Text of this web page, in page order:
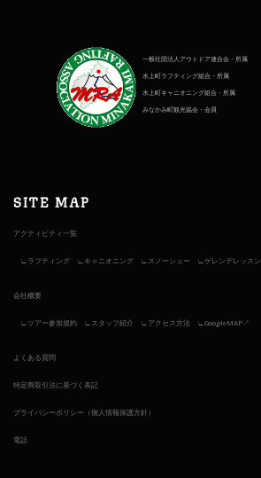
一般社団法人アウトドア連合会・所属
水上町ラフティング組合・所属
水上町キャニオニング組合・所属
みなかみ町観光協会・会員
SITE MAP
アクティビティ一覧
ラフティング キャニオニング スノーシュー ゲレンデレッスン
会社概要
ツアー参加規約 スタッフ紹介 アクセス方法 GoogleMAP↗︎
よくある質問
特定商取引法に基づく表記
プライバシーポリシー（個人情報保護方針）
電話